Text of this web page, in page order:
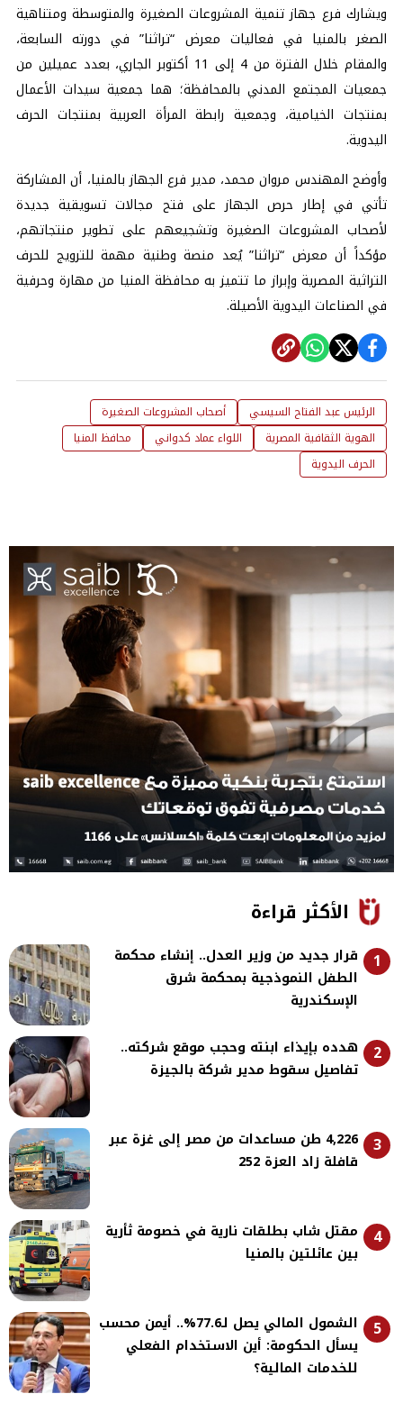
ويشارك فرع جهاز تنمية المشروعات الصغيرة والمتوسطة ومتناهية
الصغر بالمنيا في فعاليات معرض “تراثنا” في دورته السابعة،
والمقام خلال الفترة من 4 إلى 11 أكتوبر الجاري، بعدد عميلين من
جمعيات المجتمع المدني بالمحافظة؛ هما جمعية سيدات الأعمال
بمنتجات الخيامية، وجمعية رابطة المرأة العربية بمنتجات الحرف
اليدوية.
وأوضح المهندس مروان محمد، مدير فرع الجهاز بالمنيا، أن المشاركة
تأتي في إطار حرص الجهاز على فتح مجالات تسويقية جديدة
لأصحاب المشروعات الصغيرة وتشجيعهم على تطوير منتجاتهم،
مؤكداً أن معرض “تراثنا” يُعد منصة وطنية مهمة للترويج للحرف
التراثية المصرية وإبراز ما تتميز به محافظة المنيا من مهارة وحرفية
في الصناعات اليدوية الأصيلة.
الرئيس عبد الفتاح السيسي
أصحاب المشروعات الصغيرة
الهوية الثقافية المصرية
اللواء عماد كدواني
محافظ المنيا
الحرف اليدوية
الأكثر قراءة
1
قرار جديد من وزير العدل.. إنشاء محكمة
الطفل النموذجية بمحكمة شرق
الإسكندرية
2
هدده بإيذاء ابنته وحجب موقع شركته..
تفاصيل سقوط مدير شركة بالجيزة
3
4,226 طن مساعدات من مصر إلى غزة عبر
قافلة زاد العزة 252
4
مقتل شاب بطلقات نارية في خصومة ثأرية
بين عائلتين بالمنيا
5
الشمول المالي يصل لـ77.6%.. أيمن محسب
يسأل الحكومة: أين الاستخدام الفعلي
للخدمات المالية؟